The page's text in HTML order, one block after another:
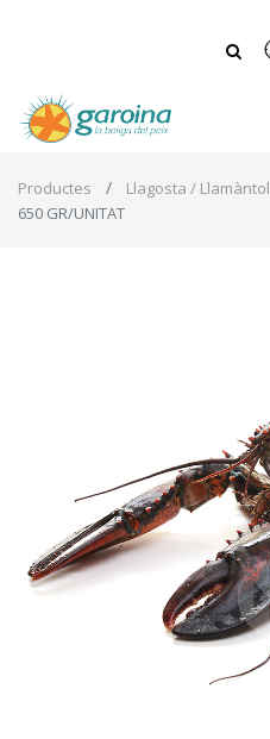
Productes Llagosta / Llamàntol
650 GR/UNITAT